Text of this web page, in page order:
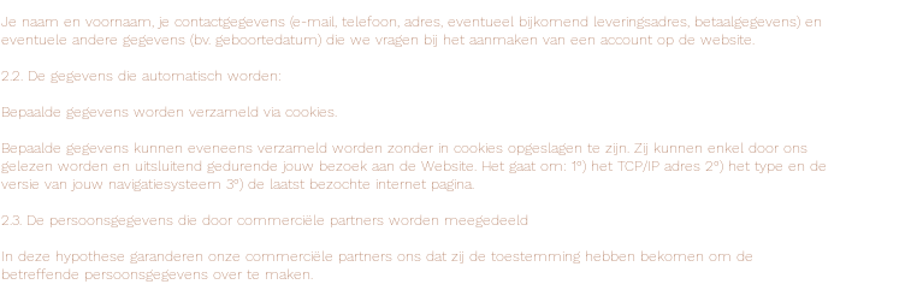
Je naam en voornaam, je contactgegevens (e-mail, telefoon, adres, eventueel bijkomend leveringsadres, betaalgegevens) en
eventuele andere gegevens (bv. geboortedatum) die we vragen bij het aanmaken van een account op de website.
2.2. De gegevens die automatisch worden:
Bepaalde gegevens worden verzameld via cookies.
Bepaalde gegevens kunnen eveneens verzameld worden zonder in cookies opgeslagen te zijn. Zij kunnen enkel door ons
gelezen worden en uitsluitend gedurende jouw bezoek aan de Website. Het gaat om: 1°) het TCP/IP adres 2°) het type en de
versie van jouw navigatiesysteem 3°) de laatst bezochte internet pagina.
2.3. De persoonsgegevens die door commerciële partners worden meegedeeld
In deze hypothese garanderen onze commerciële partners ons dat zij de toestemming hebben bekomen om de
betreffende persoonsgegevens over te maken.